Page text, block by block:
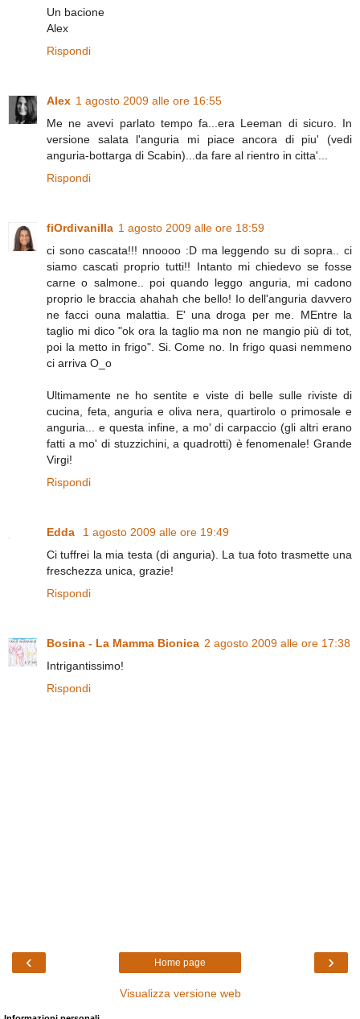
Un bacione
Alex
Rispondi
Alex 1 agosto 2009 alle ore 16:55
Me ne avevi parlato tempo fa...era Leeman di sicuro. In
versione salata l'anguria mi piace ancora di piu' (vedi
anguria-bottarga di Scabin)...da fare al rientro in citta'...
Rispondi
fiOrdivanilla 1 agosto 2009 alle ore 18:59
ci sono cascata!!! nnoooo :D ma leggendo su di sopra.. ci
siamo cascati proprio tutti!! Intanto mi chiedevo se fosse
carne o salmone.. poi quando leggo anguria, mi cadono
proprio le braccia ahahah che bello! Io dell'anguria davvero
ne facci ouna malattia. E' una droga per me. MEntre la
taglio mi dico "ok ora la taglio ma non ne mangio più di tot,
poi la metto in frigo". Si. Come no. In frigo quasi nemmeno
ci arriva O_o
Ultimamente ne ho sentite e viste di belle sulle riviste di
cucina, feta, anguria e oliva nera, quartirolo o primosale e
anguria... e questa infine, a mo' di carpaccio (gli altri erano
fatti a mo' di stuzzichini, a quadrotti) è fenomenale! Grande
Virgi!
Rispondi
Edda
1 agosto 2009 alle ore 19:49
Ci tuffrei la mia testa (di anguria). La tua foto trasmette una
freschezza unica, grazie!
Rispondi
Bosina - La Mamma Bionica 2 agosto 2009 alle ore 17:38
Intrigantissimo!
Rispondi
‹ ›
Home page
Visualizza versione web